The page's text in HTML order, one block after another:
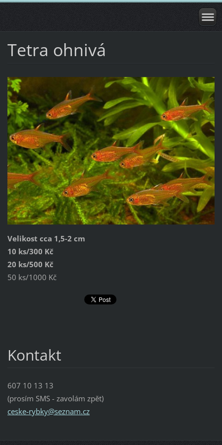
Tetra ohnivá
Velikost cca 1,5-2 cm
10 ks/300 Kč
20 ks/500 Kč
50 ks/1000 Kč
Kontakt
607 10 13 13
(prosím SMS - zavolám zpět)
ceske-rybky@seznam.cz